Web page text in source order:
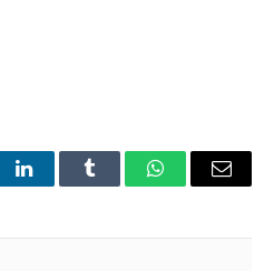
LinkedInTumblr WhatsAppEmail